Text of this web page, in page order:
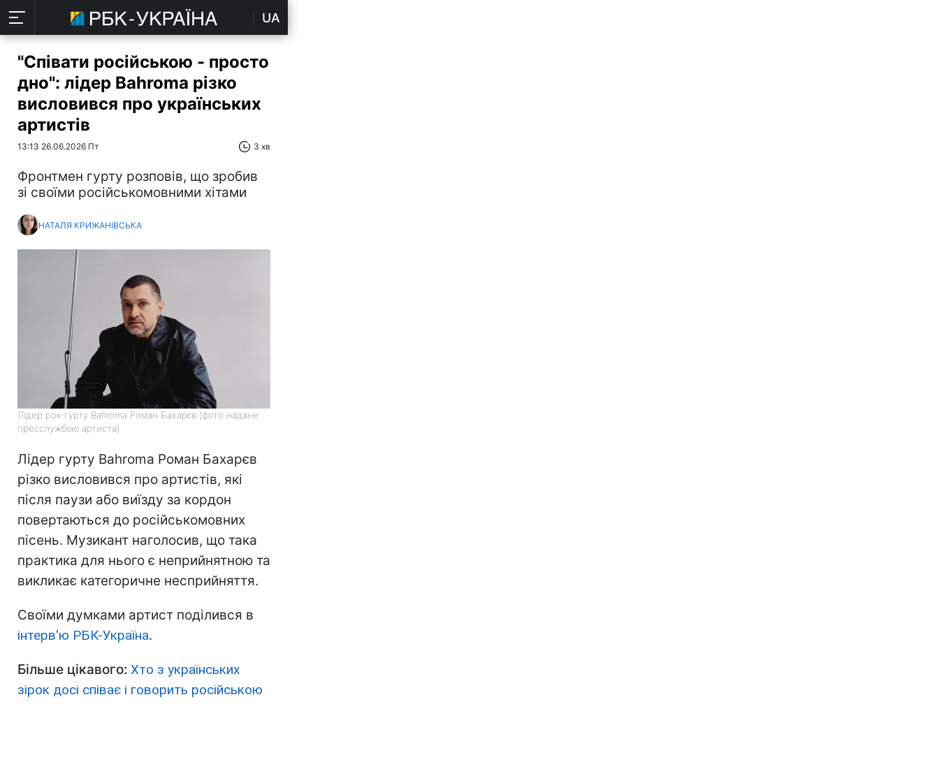
UA
"Співати російською - просто
дно": лідер Bahroma різко
висловився про українських
артистів
13:13 26.06.2026 Пт 3 хв
Фронтмен гурту розповів, що зробив
зі своїми російськомовними хітами
НАТАЛЯ КРИЖАНІВСЬКА
Лідер рок-гурту Bahroma Роман Бахарєв (фото надане
пресслужбою артиста)
Лідер гурту Bahroma Роман Бахарєв
різко висловився про артистів, які
після паузи або виїзду за кордон
повертаються до російськомовних
пісень. Музикант наголосив, що така
практика для нього є неприйнятною та
викликає категоричне несприйняття.
Своїми думками артист поділився в
інтерв'ю РБК-Україна.
Більше цікавого: Хто з українських
зірок досі співає і говорить російською